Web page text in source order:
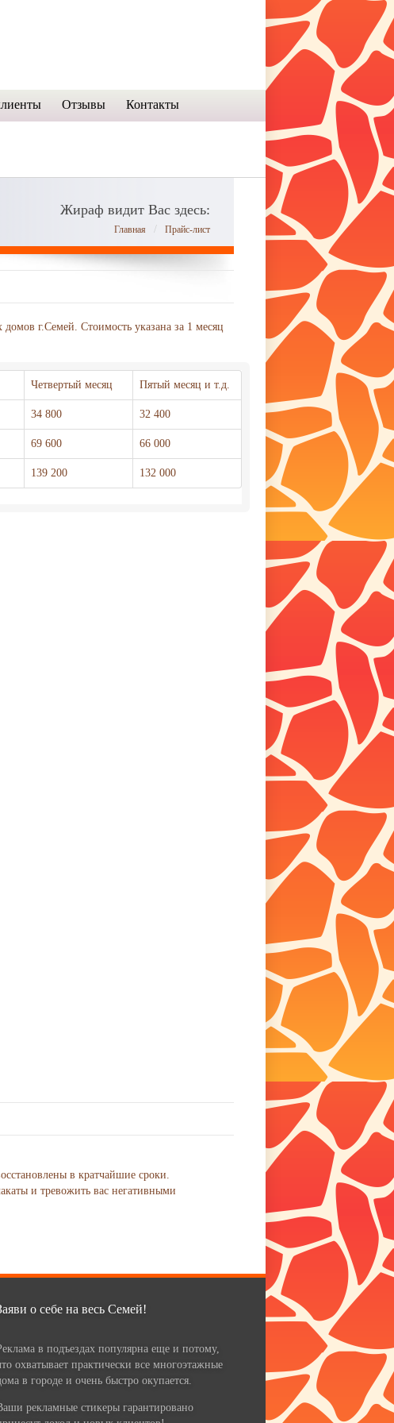
Отзывы Контакты
Жираф видит Вас здесь:
Главная / Прайс-лист
г.Семей. Стоимость указана за 1 месяц
Четвертый месяц Пятый месяц и т.д.
34 800 32 400
69 600 66 000
139 200 132 000
в кратчайшие сроки.
и тревожить вас негативными
о себе на весь Семей!
в подъездах популярна еще и потому,
охватывает практически все многоэтажные
в городе и очень быстро окупается.
рекламные стикеры гарантировано